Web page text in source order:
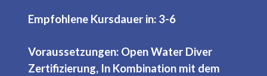
Empfohlene Kursdauer in: 3-6
Voraussetzungen: Open Water Diver
Zertifizierung, In Kombination mit dem